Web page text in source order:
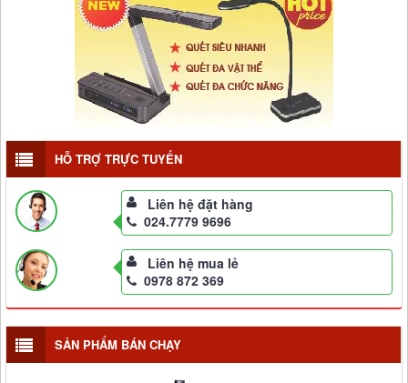
HỖ TRỢ TRỰC TUYẾN
Liên hệ đặt hàng
024.7779 9696
Liên hệ mua lẻ
0978 872 369
SẢN PHẨM BÁN CHẠY